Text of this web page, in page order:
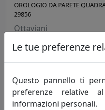
OROLOGIO DA PARETE
29856
Ottaviani
Le tue preferenze
Questo pannello ti
preferenze relative
informazioni personali.